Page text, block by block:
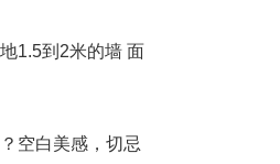
1.5到2米的墙 面
空白美感，切忌